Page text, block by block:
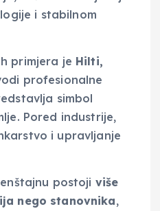
i stabilnom
primjera je Hilti,
profesionalne
simbol
Pored industrije,
i upravljanje
postoji više
nego stanovnika,